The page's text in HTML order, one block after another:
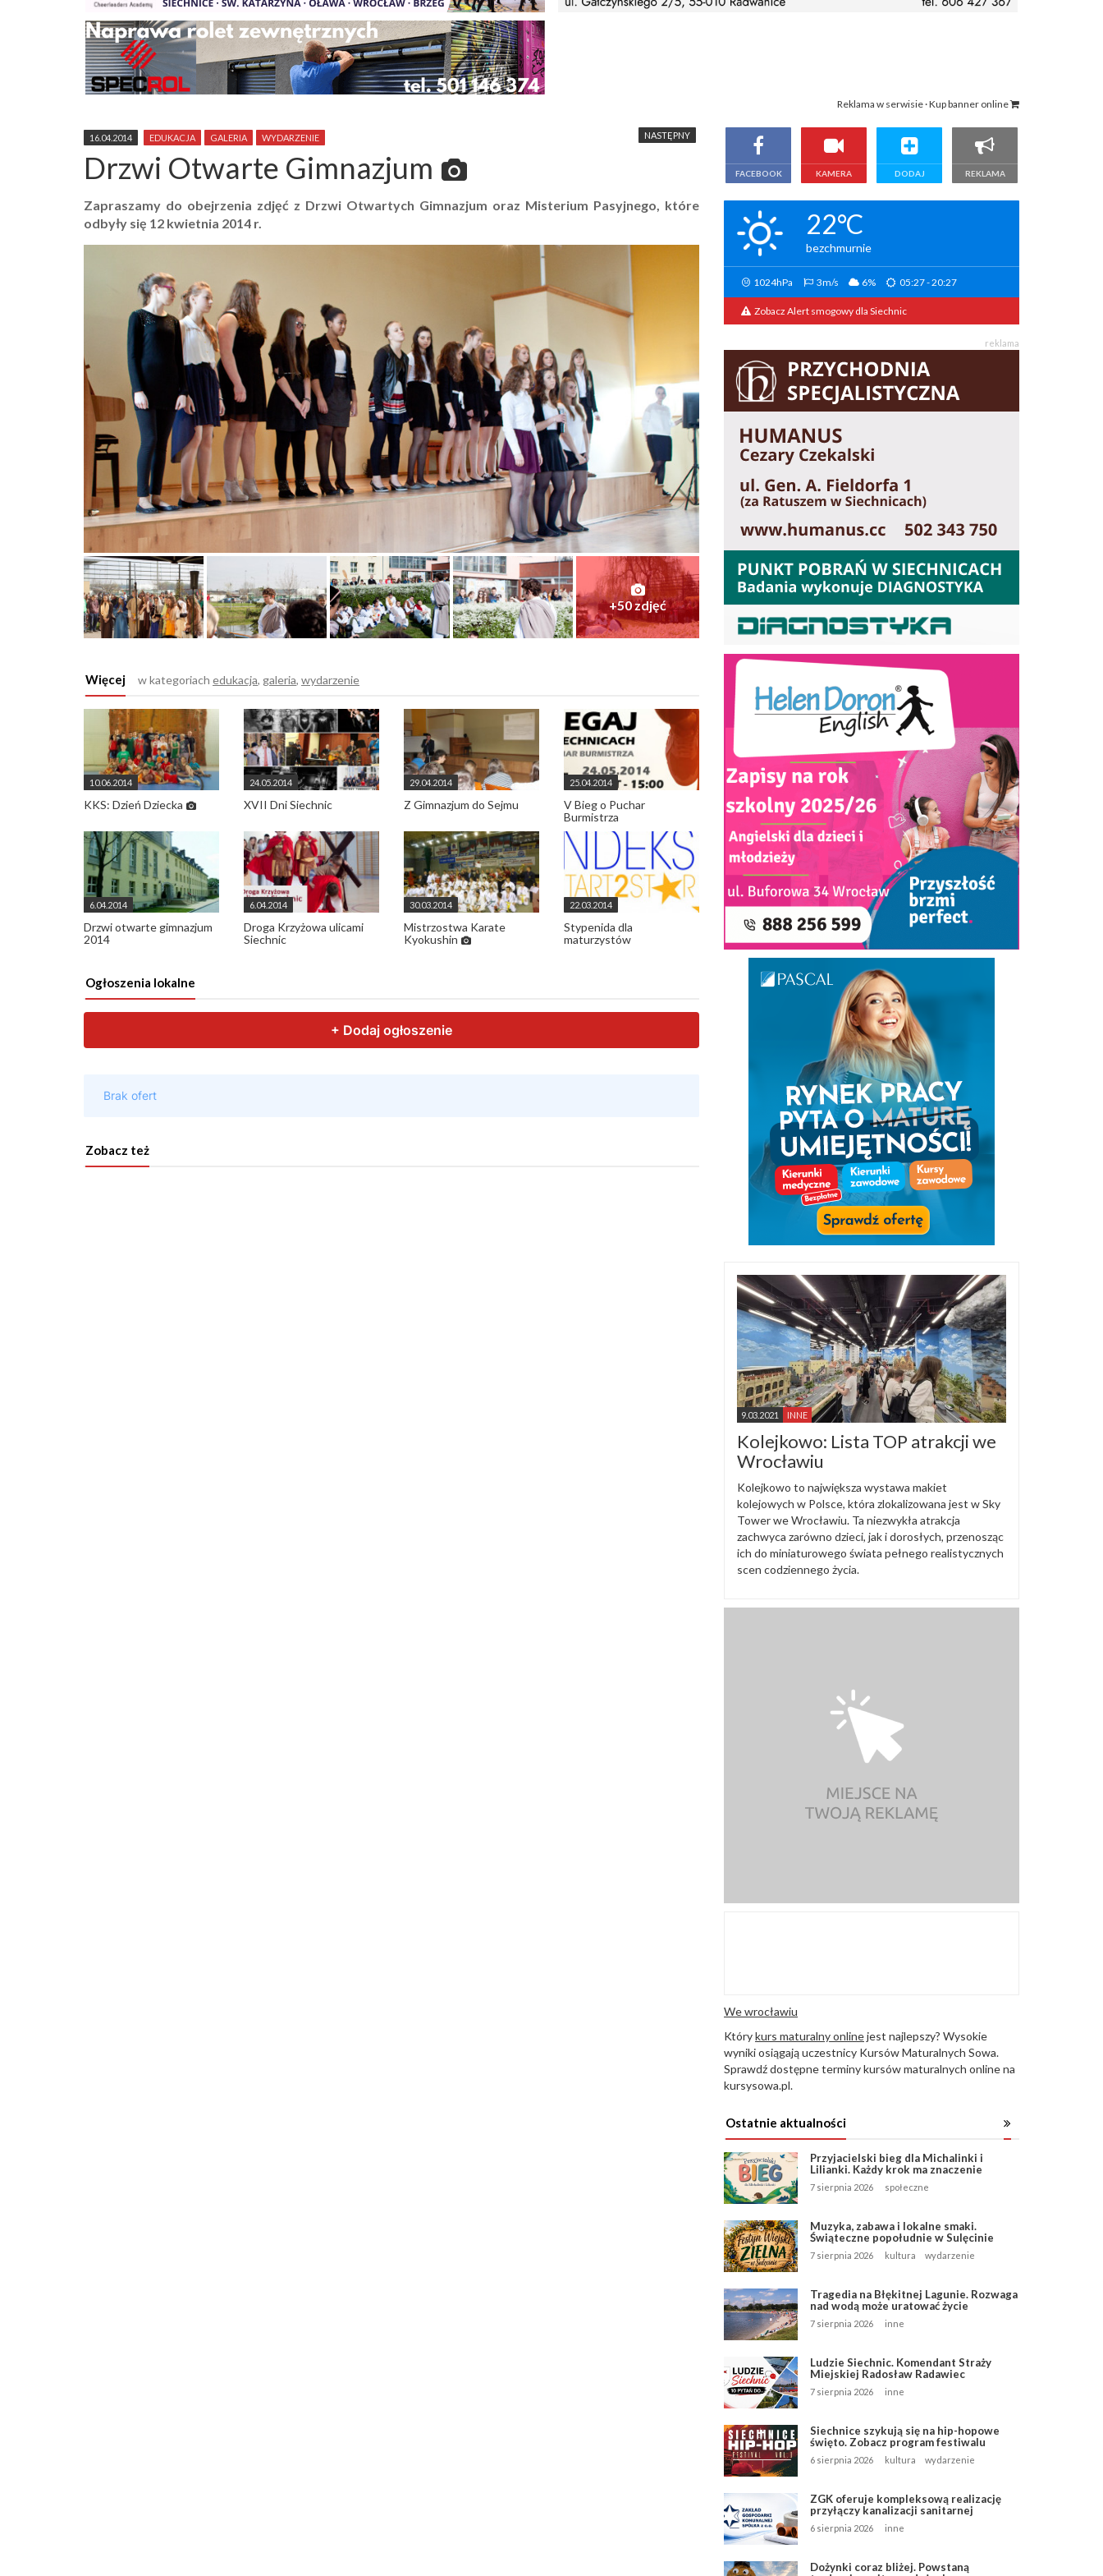
Reklama w serwisie · Kup banner online
NASTĘPNY
16.04.2014 EDUKACJA GALERIA WYDARZENIE
Drzwi Otwarte Gimnazjum
Zapraszamy do obejrzenia zdjęć z Drzwi Otwartych Gimnazjum oraz Misterium Pasyjnego, które
odbyły się 12 kwietnia 2014 r.
+50zdjęć
Więcej w kategoriach edukacja, galeria, wydarzenie
10.06.2014
KKS: Dzień Dziecka
24.05.2014
XVII Dni Siechnic
29.04.2014
Z Gimnazjum do Sejmu
25.04.2014
V Bieg o Puchar
Burmistrza
6.04.2014
Drzwi otwarte gimnazjum
2014
6.04.2014
Droga Krzyżowa ulicami
Siechnic
30.03.2014
Mistrzostwa Karate
Kyokushin
22.03.2014
Stypenida dla
maturzystów
Ogłoszenia lokalne
Zobacz też
FACEBOOK KAMERA DODAJ REKLAMA
22°C
bezchmurnie
1024hPa 3m/s 6% 05:27 - 20:27
Zobacz Alert smogowy dla Siechnic
reklama
9.03.2021 INNE
Kolejkowo: Lista TOP atrakcji we
Wrocławiu
Kolejkowo to największa wystawa makiet
kolejowych w Polsce, która zlokalizowana jest w Sky
Tower we Wrocławiu. Ta niezwykła atrakcja
zachwyca zarówno dzieci, jak i dorosłych, przenosząc
ich do miniaturowego świata pełnego realistycznych
scen codziennego życia.
We wrocławiu
Którykurs maturalny onlinejest najlepszy? Wysokie
wyniki osiągają uczestnicy Kursów Maturalnych Sowa.
Sprawdź dostępne terminy kursów maturalnych online na
kursysowa.pl.
Ostatnie aktualności
Przyjacielski bieg dla Michalinki i
Lilianki. Każdy krok ma znaczenie
7 sierpnia 2026 społeczne
Muzyka, zabawa i lokalne smaki.
Świąteczne popołudnie w Sulęcinie
7 sierpnia 2026 kultura wydarzenie
Tragedia na Błękitnej Lagunie. Rozwaga
nad wodą może uratować życie
7 sierpnia 2026 inne
Ludzie Siechnic. Komendant Straży
Miejskiej Radosław Radawiec
7 sierpnia 2026 inne
Siechnice szykują się na hip-hopowe
święto. Zobacz program festiwalu
6 sierpnia 2026 kultura wydarzenie
ZGK oferuje kompleksową realizację
przyłączy kanalizacji sanitarnej
6 sierpnia 2026 inne
Dożynki coraz bliżej. Powstaną